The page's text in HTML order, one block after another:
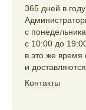
365 дней в
с
с 10:00 до
в это же время
и доставляются
Контакты